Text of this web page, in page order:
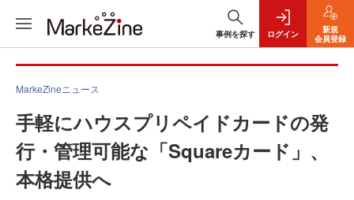
事例を探す ログイン
新規
会員登録
MarkeZineニュース
手軽にハウスプリペイドカードの発
行・管理可能な「Squareカード」、
本格提供へ